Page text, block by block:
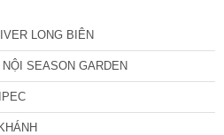
LONG BIÊN
SEASON GARDEN